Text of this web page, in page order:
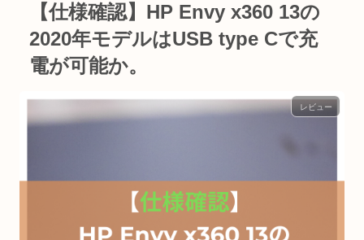
【仕様確認】HP Envy x360 13の
2020年モデルはUSB type Cで充
電が可能か。
レビュー